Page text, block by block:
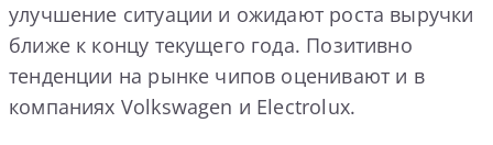
улучшение ситуации и ожидают роста выручки
ближе к концу текущего года. Позитивно
тенденции на рынке чипов оценивают и в
компаниях Volkswagen и Electrolux.